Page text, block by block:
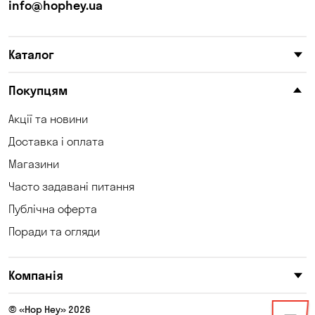
info@hophey.ua
Каталог
Покупцям
Акції та новини
Доставка і оплата
Магазини
Часто задавані питання
Публічна оферта
Поради та огляди
Компанія
© «Hop Hey» 2026